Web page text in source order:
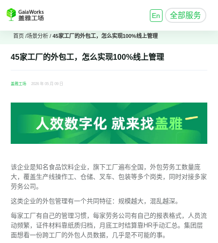
En 全部服务
首页 /场景分析 /45家工厂的外包工，怎么实现100%线上管理
45家工厂的外包工，怎么实现100%线上管理
盖雅工场 2026 年 05 月 09 日
该企业是知名食品饮料企业，旗下工厂遍布全国，外包劳务工数量庞
大，覆盖生产线操作工、仓储、叉车、包装等多个岗类，同时对接多家
劳务公司。
这类企业的外包管理有一个共同特征：规模越大，混乱越深。
每家工厂有自己的管理习惯，每家劳务公司有自己的报表格式，人员流
动频繁，证件材料靠纸质归档，月底工时结算靠HR手动汇总。集团层
面想看一份跨工厂的外包人员数据，几乎是不可能的事。